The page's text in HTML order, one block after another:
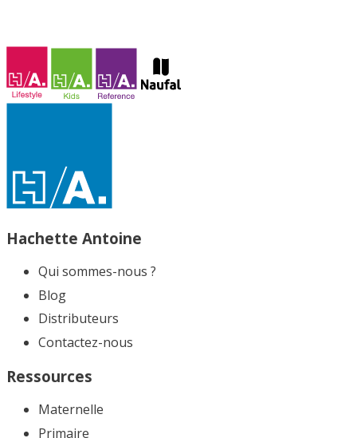
Hachette Antoine
Qui sommes-nous ?
Blog
Distributeurs
Contactez-nous
Ressources
Maternelle
Primaire